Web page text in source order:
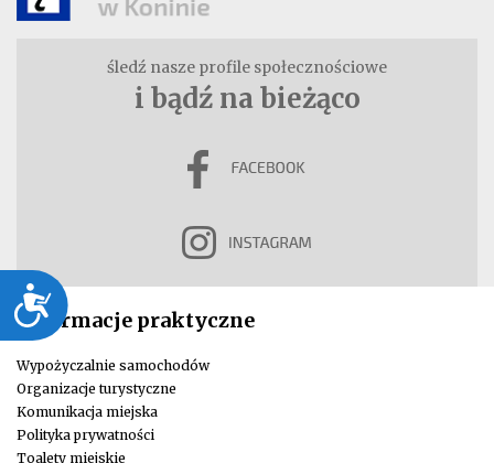
Dostępność
śledź nasze profile społecznościowe
i bądź na bieżąco
Informacje praktyczne
Wypożyczalnie samochodów
Organizacje turystyczne
Komunikacja miejska
Polityka prywatności
Toalety miejskie